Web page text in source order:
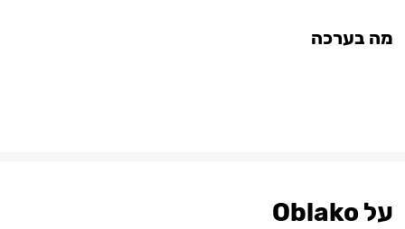
מה בערכה
על Oblako